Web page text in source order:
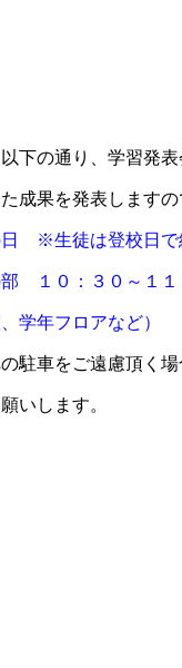
下の通り、学習発表
成果を発表します
※生徒は登校日で
１０：３０～１１
年フロアなど）
車をご遠慮頂く場
いします。